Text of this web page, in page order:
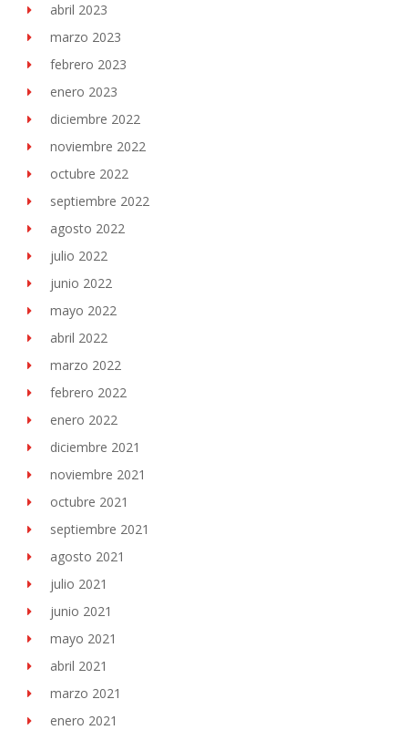
abril 2023
marzo 2023
febrero 2023
enero 2023
diciembre 2022
noviembre 2022
octubre 2022
septiembre 2022
agosto 2022
julio 2022
junio 2022
mayo 2022
abril 2022
marzo 2022
febrero 2022
enero 2022
diciembre 2021
noviembre 2021
octubre 2021
septiembre 2021
agosto 2021
julio 2021
junio 2021
mayo 2021
abril 2021
marzo 2021
enero 2021